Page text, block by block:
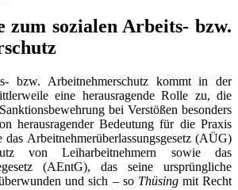
zum sozialen Arbeits- bzw.
bzw. Arbeitnehmerschutz kommt in der
eine herausragende Rolle zu, die
bei Verstößen besonders
herausragender Bedeutung für die Praxis
das Arbeitnehmerüberlassungsgesetz (AÜG)
von Leiharbeitnehmern sowie das
(AEntG), das seine ursprüngliche
und sich – so Thüsingmit Recht